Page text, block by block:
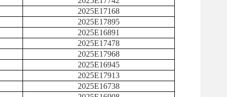
2025E17168
2025E17895
2025E16891
2025E17478
2025E17968
2025E16945
2025E17913
2025E16738